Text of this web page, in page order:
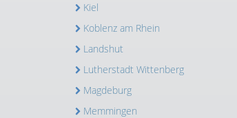
Kiel
Koblenz am Rhein
Landshut
Lutherstadt Wittenberg
Magdeburg
Memmingen